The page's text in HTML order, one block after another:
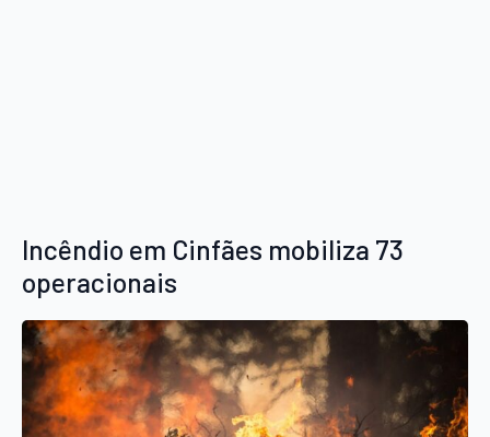
Incêndio em Cinfães mobiliza 73
operacionais